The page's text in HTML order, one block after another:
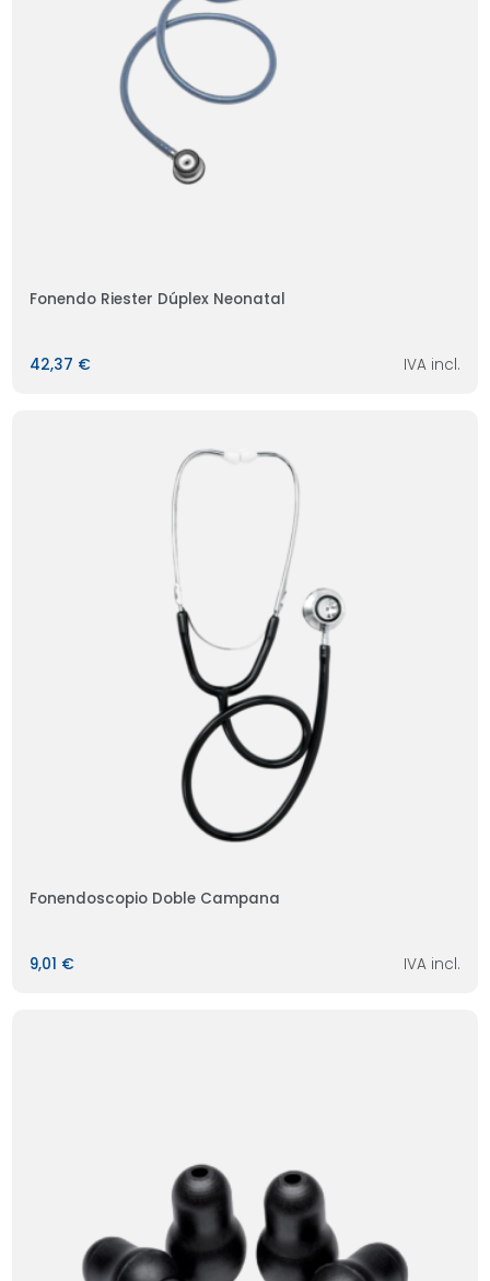
Fonendo Riester Dúplex Neonatal
42,37 € IVA incl.
Fonendoscopio Doble Campana
9,01 € IVA incl.